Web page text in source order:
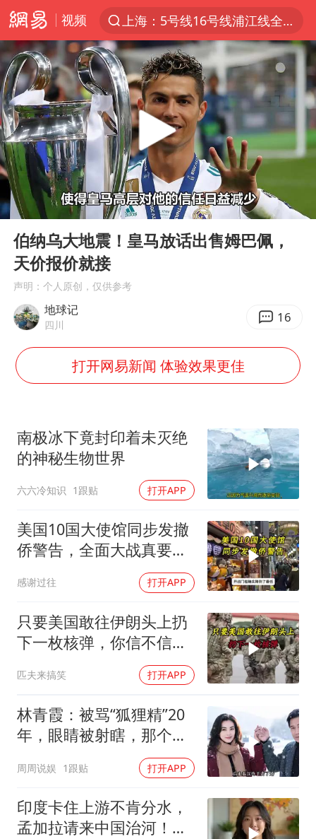
视频
上海：5号线16号线浦江线全线停运
跨界融合拉长夏日经济消费链条
上海暴雨红色预警
四川宜宾5.5级地震后余震为何不断
国足U17与阿森纳决赛取消 并列冠军
王艺迪2-4不敌张本美和止步4强
上海轨交全网络地面高架区段限速运行
上海有出现龙卷潜势
王艺迪无缘横滨赛决赛
2025年小学教师减少13.19万
杭州部分地铁高架段临时停运
浙江海域将现5到8米巨浪到狂浪
上海大部迎大暴雨
《龙餐馆》 冲奖
“伊斯兰版北约”出现
Play
00:00 01:44
伯纳乌大地震！皇马放话出售姆巴佩，
天价报价就接
声明：个人原创，仅供参考
地球记
四川 16
打开网易新闻 体验效果更佳
南极冰下竟封印着未灭绝
的神秘生物世界
六六冷知识 1跟贴 打开APP
美国10国大使馆同步发撤
侨警告，全面大战真要来
感谢过往 打开APP
只要美国敢往伊朗头上扔
下一枚核弹，你信不信，
明天乌克兰就会灰飞烟灭
1
匹夫来搞笑 打开APP
林青霞：被骂“狐狸精”20
年，眼睛被射瞎，那个男
人只问了一句“谁来出机票
钱？”
周周说娱 1跟贴 打开APP
印度卡住上游不肯分水，
孟加拉请来中国治河！一